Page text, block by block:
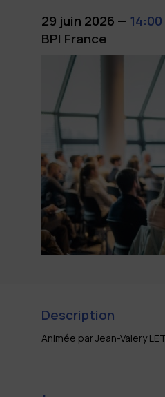
29 juin 2026 — 14:00
BPI France
Description
Animée par Jean-Valery